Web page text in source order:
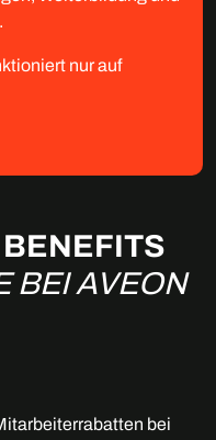
nur auf
BEI AVEON
bei